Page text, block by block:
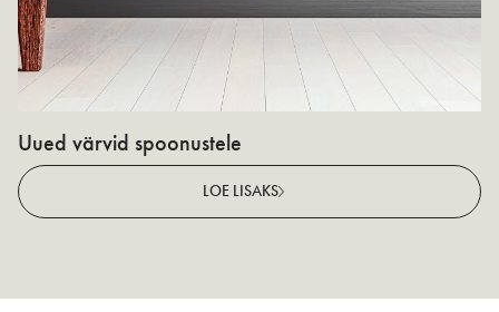
Uued värvid spoonustele
LOE LISAKS